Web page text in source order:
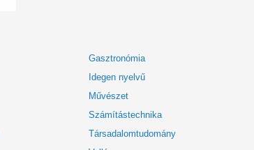
Gasztronómia
Idegen nyelvű
Művészet
Számítástechnika
Társadalomtudomány